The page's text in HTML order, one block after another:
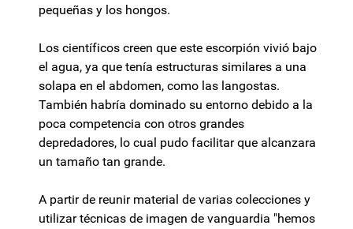
pequeñas y los hongos.
Los científicos creen que este escorpión vivió bajo
el agua, ya que tenía estructuras similares a una
solapa en el abdomen, como las langostas.
También habría dominado su entorno debido a la
poca competencia con otros grandes
depredadores, lo cual pudo facilitar que alcanzara
un tamaño tan grande.
A partir de reunir material de varias colecciones y
utilizar técnicas de imagen de vanguardia "hemos